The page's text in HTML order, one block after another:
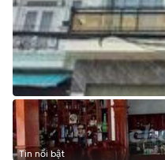
Tin nổi bật